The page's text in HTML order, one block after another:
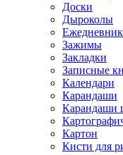
Доски
Дыроколы
Зажимы
Закладки
Записные
Календари
Карандаши
Карандаши
Картон
Кисти для